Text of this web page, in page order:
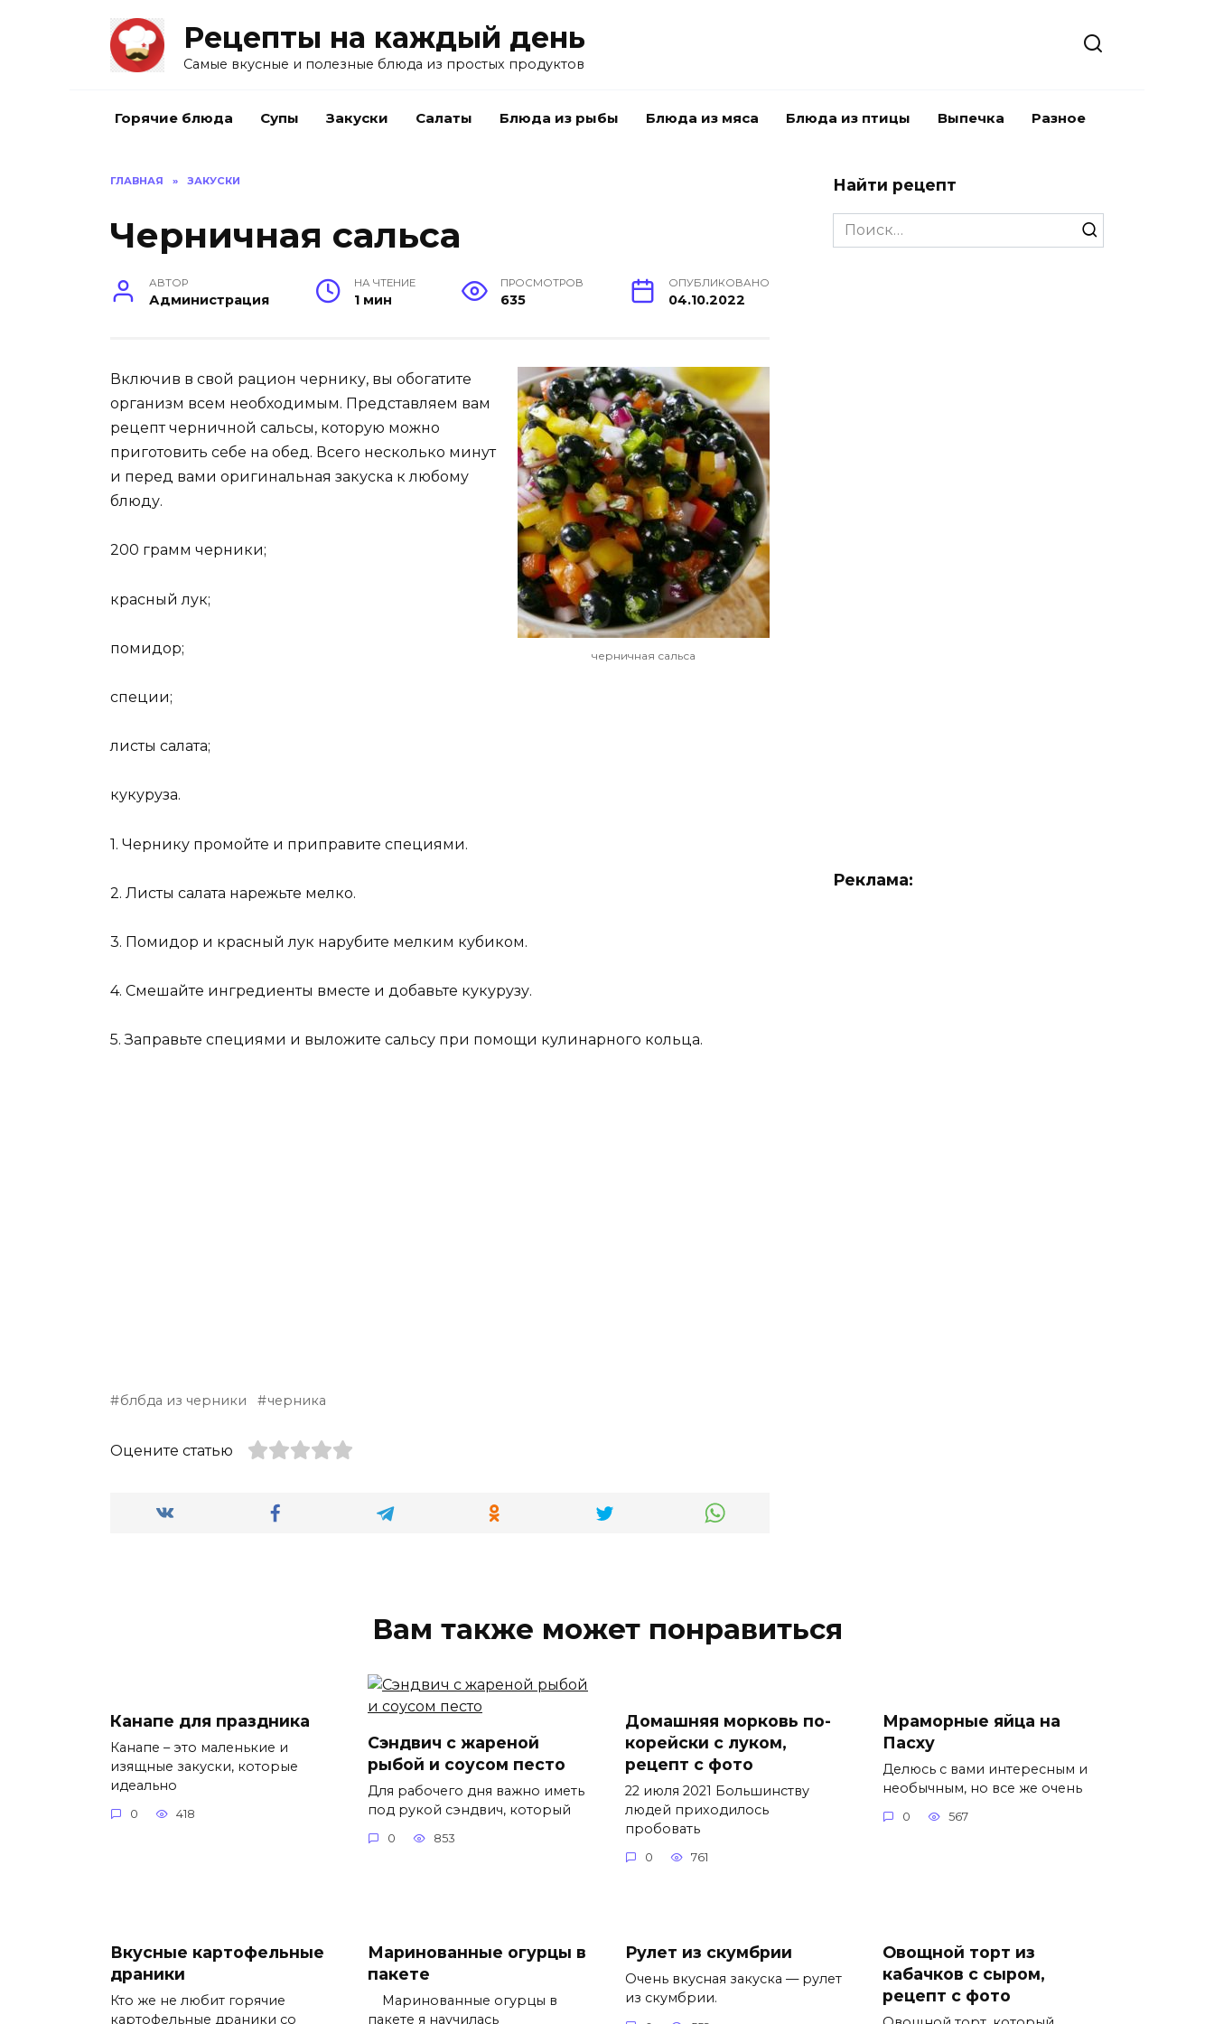
Рецепты на каждый день
Самые вкусные и полезные блюда из простых продуктов
Горячие блюда Супы Закуски Салаты Блюда из рыбы Блюда из мяса Блюда из птицы Выпечка Разное
ГЛАВНАЯ » ЗАКУСКИ
Черничная сальса
АВТОР
Администрация
НА ЧТЕНИЕ
1 мин
ПРОСМОТРОВ
635
ОПУБЛИКОВАНО
04.10.2022
черничная сальса
Включив в свой рацион чернику, вы обогатите
организм всем необходимым. Представляем вам
рецепт черничной сальсы, которую можно
приготовить себе на обед. Всего несколько минут
и перед вами оригинальная закуска к любому
блюду.
200 грамм черники;
красный лук;
помидор;
специи;
листы салата;
кукуруза.
1. Чернику промойте и приправите специями.
2. Листы салата нарежьте мелко.
3. Помидор и красный лук нарубите мелким кубиком.
4. Смешайте ингредиенты вместе и добавьте кукурузу.
5. Заправьте специями и выложите сальсу при помощи кулинарного кольца.
блбда из черники черника
Оцените статью
Найти рецепт
Search
for:
Реклама:
Вам также может понравиться
Канапе для праздника
Канапе – это маленькие и
изящные закуски, которые
идеально
0 418
Сэндвич с жареной
рыбой и соусом песто
Для рабочего дня важно иметь
под рукой сэндвич, который
0 853
Домашняя морковь по-
корейски с луком,
рецепт с фото
22 июля 2021 Большинству
людей приходилось
пробовать
0 761
Мраморные яйца на
Пасху
Делюсь с вами интересным и
необычным, но все же очень
0 567
Вкусные картофельные
драники
Кто же не любит горячие
картофельные драники со
Маринованные огурцы в
пакете
Маринованные огурцы в
пакете я научилась
Рулет из скумбрии
Очень вкусная закуска — рулет
из скумбрии.
Овощной торт из
кабачков с сыром,
рецепт с фото